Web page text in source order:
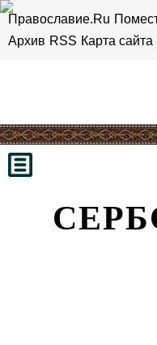
Православие.Ru
Архив RSS Карта сайта